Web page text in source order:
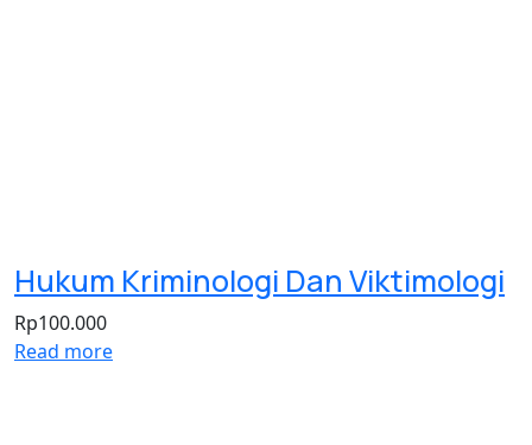
Hukum Kriminologi Dan Viktimologi
Rp100.000
Read more